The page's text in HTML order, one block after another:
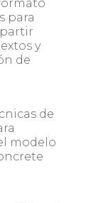
para
y
de
de
modelo